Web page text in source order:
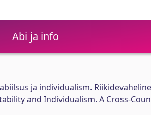
Abi ja info
ja individualism.
and Individualism. A Cross-